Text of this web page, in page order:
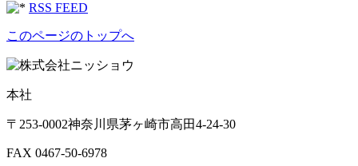
RSS FEED
このページのトップへ
本社
〒253-0002神奈川県茅ヶ崎市高田4-24-30
FAX 0467-50-6978